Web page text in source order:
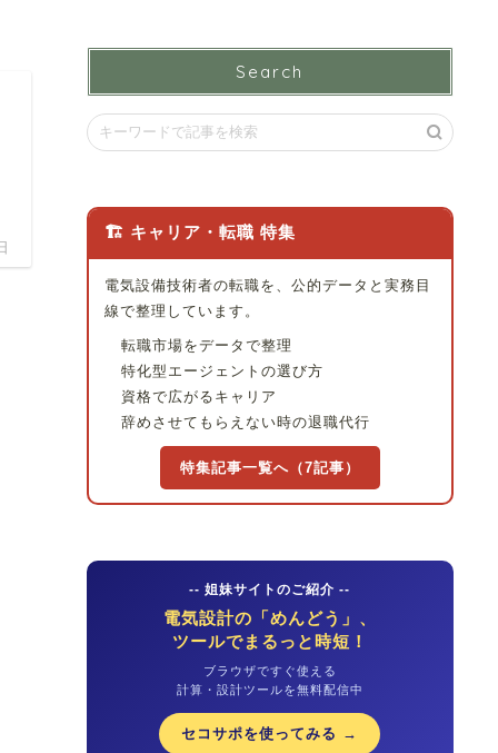
Search
🏗 キャリア・転職 特集
電気設備技術者の転職を、公的データと実務目
線で整理しています。
転職市場をデータで整理
特化型エージェントの選び方
資格で広がるキャリア
辞めさせてもらえない時の退職代行
特集記事一覧へ（7記事）
-- 姐妹サイトのご紹介 --
電気設計の「めんどう」、
ツールでまるっと時短！
ブラウザですぐ使える
計算・設計ツールを無料配信中
セコサポを使ってみる →